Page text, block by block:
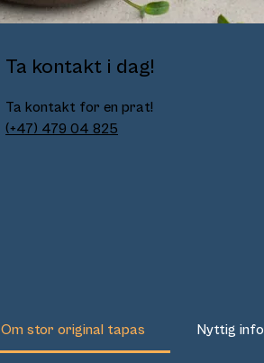
Ta kontakt i dag!
Ta kontakt for en prat!
(+47) 479 04 825
Om stor original tapas Nyttig info